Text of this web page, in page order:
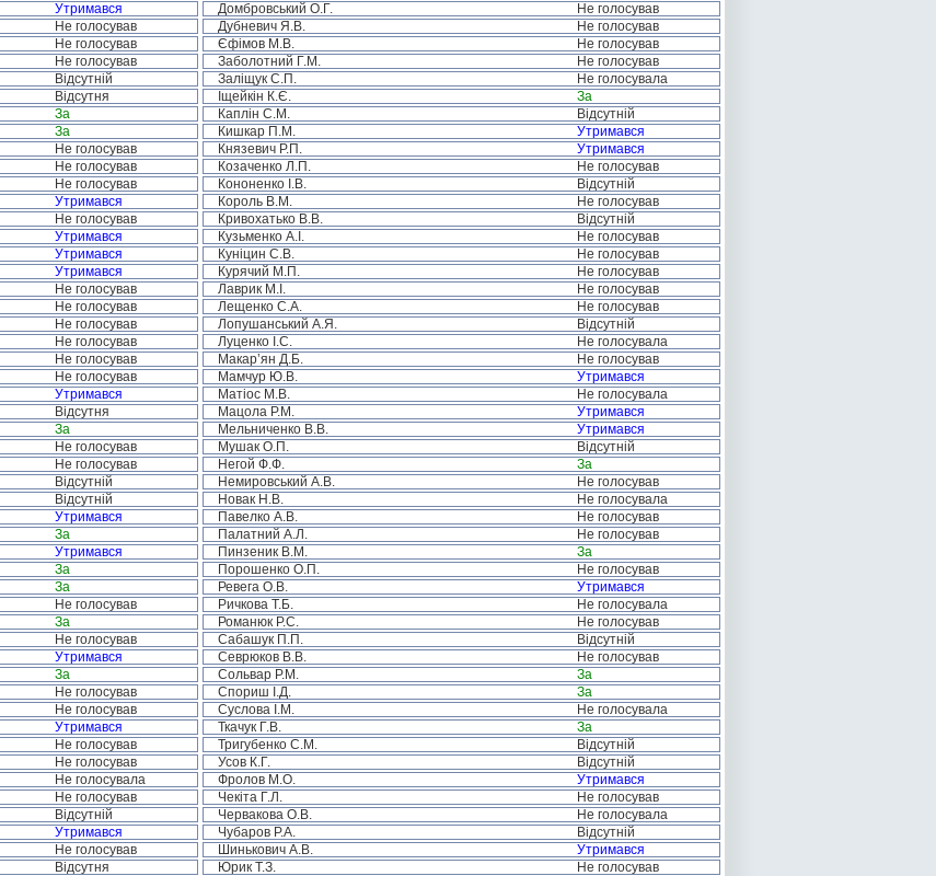
Утримався Домбровський О.Г.
Не голосував
Не голосував Дубневич Я.В.
Не голосував
Не голосував Єфімов М.В.
Не голосував
Не голосував Заболотний Г.М.
Не голосував
Відсутній Заліщук С.П.
Не голосувала
Відсутня Іщейкін К.Є.
За
За Каплін С.М.
Відсутній
За Кишкар П.М.
Утримався
Не голосував Князевич Р.П.
Утримався
Не голосував Козаченко Л.П.
Не голосував
Не голосував Кононенко І.В.
Відсутній
Утримався Король В.М.
Не голосував
Не голосував Кривохатько В.В.
Відсутній
Утримався Кузьменко А.І.
Не голосував
Утримався Куніцин С.В.
Не голосував
Утримався Курячий М.П.
Не голосував
Не голосував Лаврик М.І.
Не голосував
Не голосував Лещенко С.А.
Не голосував
Не голосував Лопушанський А.Я.
Відсутній
Не голосував Луценко І.С.
Не голосувала
Не голосував Макар’ян Д.Б.
Не голосував
Не голосував Мамчур Ю.В.
Утримався
Утримався Матіос М.В.
Не голосувала
Відсутня Мацола Р.М.
Утримався
За Мельниченко В.В.
Утримався
Не голосував Мушак О.П.
Відсутній
Не голосував Негой Ф.Ф.
За
Відсутній Немировський А.В.
Не голосував
Відсутній Новак Н.В.
Не голосувала
Утримався Павелко А.В.
Не голосував
За Палатний А.Л.
Не голосував
Утримався Пинзеник В.М.
За
За Порошенко О.П.
Не голосував
За Ревега О.В.
Утримався
Не голосував Ричкова Т.Б.
Не голосувала
За Романюк Р.С.
Не голосував
Не голосував Сабашук П.П.
Відсутній
Утримався Севрюков В.В.
Не голосував
За Сольвар Р.М.
За
Не голосував Спориш І.Д.
За
Не голосував Суслова І.М.
Не голосувала
Утримався Ткачук Г.В.
За
Не голосував Тригубенко С.М.
Відсутній
Не голосував Усов К.Г.
Відсутній
Не голосувала Фролов М.О.
Утримався
Не голосував Чекіта Г.Л.
Не голосував
Відсутній Червакова О.В.
Не голосувала
Утримався Чубаров Р.А.
Відсутній
Не голосував Шинькович А.В.
Утримався
Відсутня Юрик Т.З.
Не голосував